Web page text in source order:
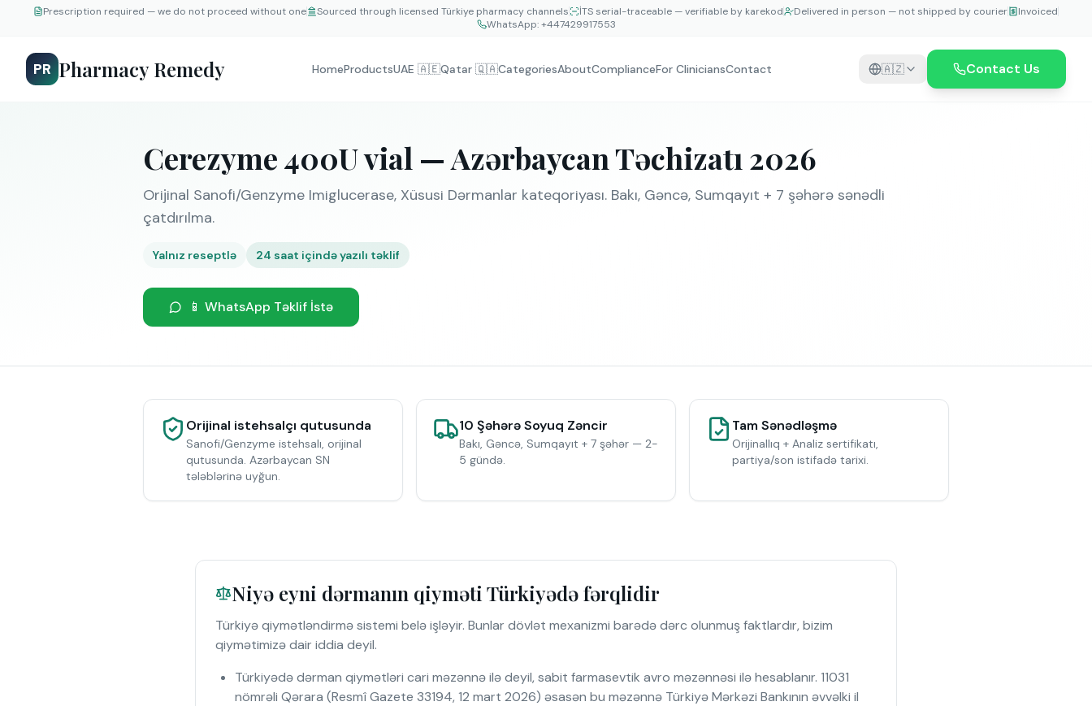
Prescription required — we do not proceed without one Sourced through licensed Türkiye pharmacy channels İTS serial-traceable — verifiable by karekod Delivered in person — not shipped by courier
Invoiced
WhatsApp:+447429917553
PR Pharmacy Remedy HomeProductsUAE 🇦🇪Qatar 🇶🇦CategoriesAboutComplianceFor CliniciansContact 🇦🇿 Contact Us
Cerezyme 400U vial — Azərbaycan Təchizatı 2026
Orijinal Sanofi/Genzyme Imiglucerase, Xüsusi Dərmanlar kateqoriyası. Bakı, Gəncə, Sumqayıt + 7 şəhərə sənədli
çatdırılma.
Yalnız reseptlə 24 saat içində yazılı təklif
📱 WhatsApp Təklif İstə
Orijinal istehsalçı qutusunda
Sanofi/Genzyme istehsalı, orijinal
qutusunda. Azərbaycan SN
tələblərinə uyğun.
10 Şəhərə Soyuq Zəncir
Bakı, Gəncə, Sumqayıt + 7 şəhər — 2-
5 gündə.
Tam Sənədləşmə
Orijinallıq + Analiz sertifikatı,
partiya/son istifadə tarixi.
Niyə eyni dərmanın qiyməti Türkiyədə fərqlidir
Türkiyə qiymətləndirmə sistemi belə işləyir. Bunlar dövlət mexanizmi barədə dərc olunmuş faktlardır, bizim
qiymətimizə dair iddia deyil.
Türkiyədə dərman qiymətləri cari məzənnə ilə deyil, sabit farmasevtik avro məzənnəsi ilə hesablanır. 11031
nömrəli Qərara (Resmî Gazete 33194, 12 mart 2026) əsasən bu məzənnə Türkiyə Mərkəzi Bankının əvvəlki il